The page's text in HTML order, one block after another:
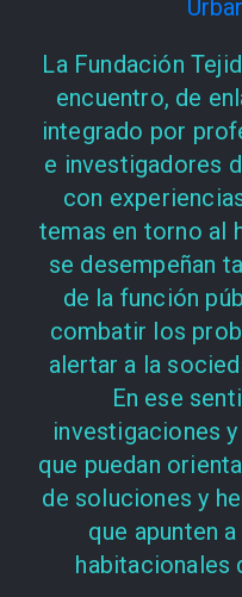
La Fundación
encuentro, de
integrado por
e investigadores
con
temas en torno al
se desempeñan
de la función
combatir los
alertar a la
En ese
investigaciones
que puedan
de soluciones y
que apunten
habitacionales